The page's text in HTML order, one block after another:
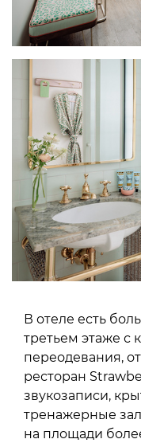
В отеле есть
третьем этаже с
переодевания,
ресторан
звукозаписи,
тренажерные
на площади